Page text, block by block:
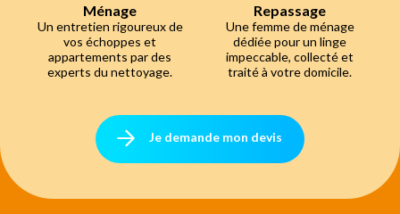
Ménage
Un entretien rigoureux de
vos échoppes et
appartements par des
experts du nettoyage.
Repassage
Une femme de ménage
dédiée pour un linge
impeccable, collecté et
traité à votre domicile.
Je demande mon devis